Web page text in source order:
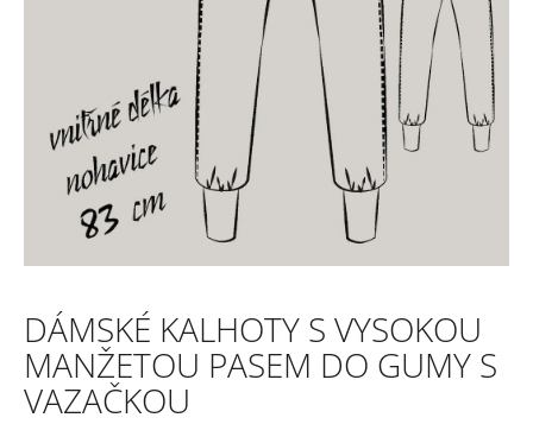
DÁMSKÉ KALHOTY S VYSOKOU
MANŽETOU PASEM DO GUMY S
VAZAČKOU
HLEDAT